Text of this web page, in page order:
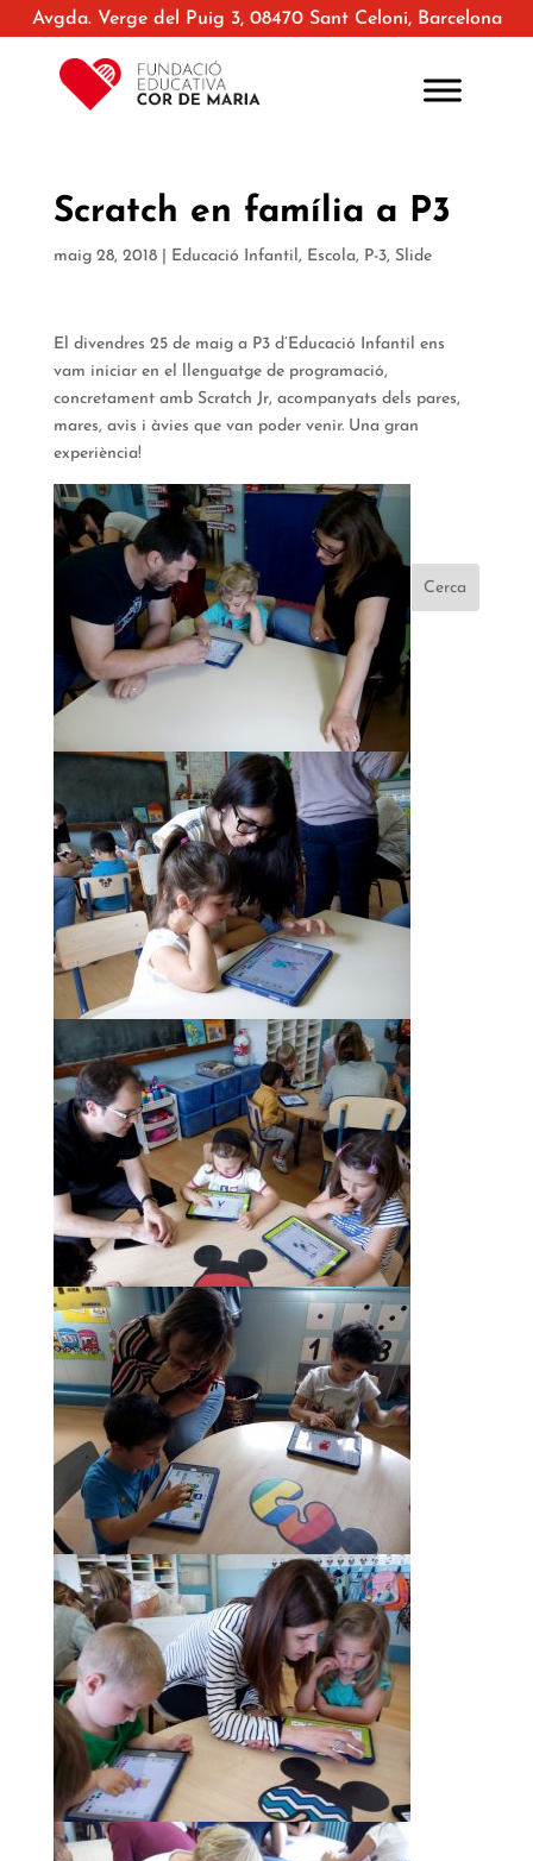
Avgda. Verge del Puig 3, 08470 Sant Celoni, Barcelona
Scratch en família a P3
maig 28, 2018| Educació Infantil, Escola, P-3, Slide
El divendres 25 de maig a P3 d’Educació Infantil ens
vam iniciar en el llenguatge de programació,
concretament amb Scratch Jr, acompanyats dels pares,
mares, avis i àvies que van poder venir. Una gran
experiència!